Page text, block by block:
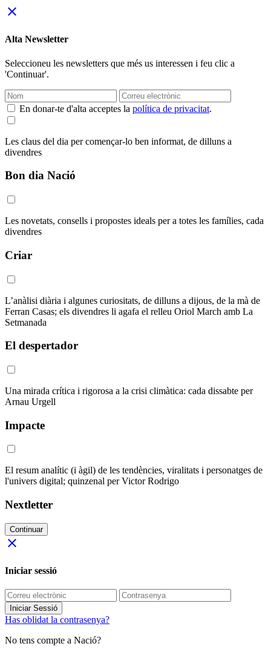
close
Alta Newsletter
Seleccioneu les newsletters que més us interessen i feu clic a
'Continuar'.
En donar-te d'alta acceptes la política de privacitat.
Les claus del dia per començar-lo ben informat, de dilluns a
divendres
Bon dia Nació
Les novetats, consells i propostes ideals per a totes les famílies, cada
divendres
Criar
L’anàlisi diària i algunes curiositats, de dilluns a dijous, de la mà de
Ferran Casas; els divendres li agafa el relleu Oriol March amb La
Setmanada
El despertador
Una mirada crítica i rigorosa a la crisi climàtica: cada dissabte per
Arnau Urgell
Impacte
El resum analític (i àgil) de les tendències, viralitats i personatges de
l'univers digital; quinzenal per Victor Rodrigo
Nextletter
Continuar
close
Iniciar sessió
Iniciar Sessió
Has oblidat la contrasenya?
No tens compte a Nació?